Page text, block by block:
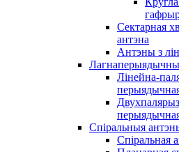
Сектарная
антэна
Антэны з
Лінейна-
Спіральныя
Спіральная